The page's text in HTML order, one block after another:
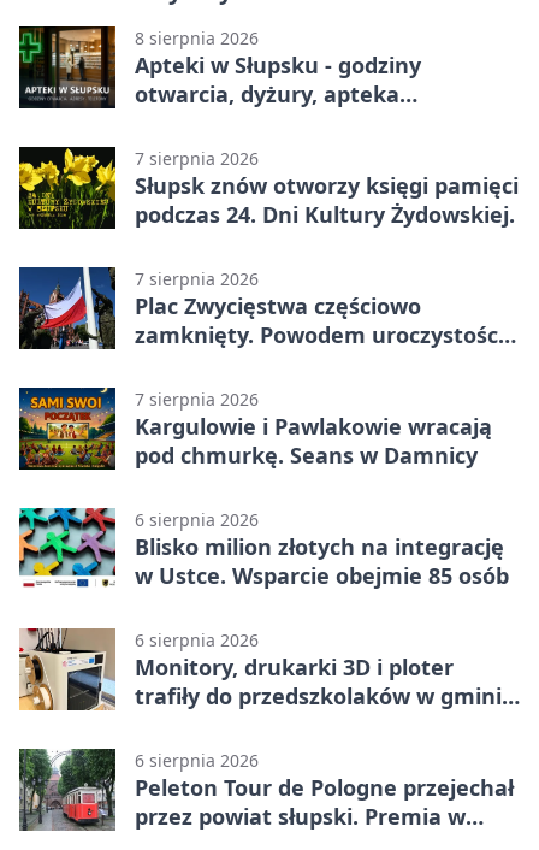
8 sierpnia 2026
Apteki w Słupsku - godziny
otwarcia, dyżury, apteka
7 sierpnia 2026
Słupsk znów otworzy księgi pamięci
podczas 24. Dni Kultury Żydowskiej.
7 sierpnia 2026
Plac Zwycięstwa częściowo
zamknięty. Powodem uroczystości
7 sierpnia 2026
Kargulowie i Pawlakowie wracają
pod chmurkę. Seans w Damnicy
6 sierpnia 2026
Blisko milion złotych na integrację
w Ustce. Wsparcie obejmie 85 osób
6 sierpnia 2026
Monitory, drukarki 3D i ploter
trafiły do przedszkolaków w gminie
6 sierpnia 2026
Peleton Tour de Pologne przejechał
przez powiat słupski. Premia w